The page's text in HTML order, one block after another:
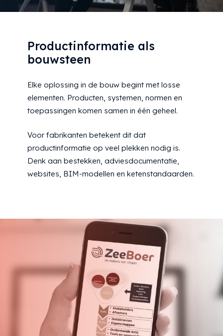
Productinformatie als
bouwsteen
Elke oplossing in de bouw begint met losse
elementen. Producten, systemen, normen en
toepassingen komen samen in één geheel.
Voor fabrikanten betekent dit dat
productinformatie op veel plekken nodig is.
Denk aan bestekken, adviesdocumentatie,
websites, BIM-modellen en ketenstandaarden.